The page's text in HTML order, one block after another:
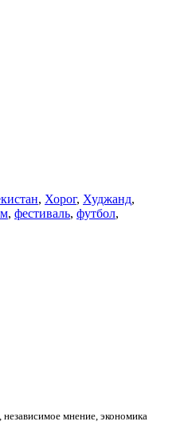
, Хорог, Худжанд,
, фестиваль, футбол,
мнение, экономика